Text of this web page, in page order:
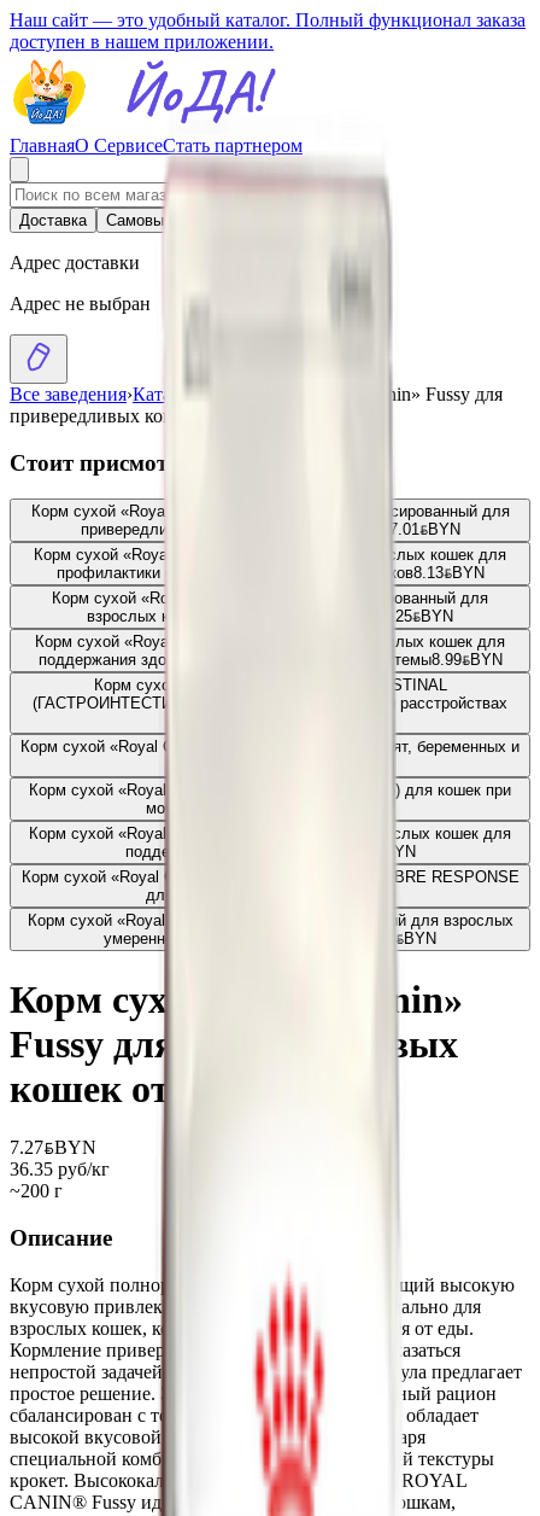
Наш сайт — это удобный каталог. Полный функционал заказа
доступен в нашем приложении.
ГлавнаяО СервисеСтать партнером
Доставка Самовывоз
Адрес доставки
Адрес не выбран
Все заведения›Каталог›Корм сухой «Royal Canin» Fussy для
привередливых кошек от 1 года
Стоит присмотреться
Корм сухой «Royal Canin» Savour Exigent сбалансированный для
привередливых взрослых кошек от 1 года
7.01BYNBYN
Корм сухой «Royal Canin» Hairball Care для взрослых кошек для
профилактики образования волосяных комочков8.13BYNBYN
Корм сухой «Royal Canin» Indoor 27 сбалансированный для
взрослых кошек, живущих в помещении
6.25BYNBYN
Корм сухой «Royal Canin» Urinary Care для взрослых кошек для
поддержания здоровья мочевыделительной системы8.99BYNBYN
Корм сухой «Royal Canin» GASTROINTESTINAL
(ГАСТРОИНТЕСТИНАЛ) для взрослых кошек при расстройствах
Корм сухой «Royal Canin» Mother&Babycat для котят, беременных и
Корм сухой «Royal Canin» Urinary s/o (уринари с/о) для кошек при
мочекаменной болезни
Корм сухой «Royal Canin» Renal (Ренал) для взрослых кошек для
поддержания функции почек
BYN
Корм сухой «Royal Canin» GASTROINTESTINAL FIBRE RESPONSE
для кошек при запорах
Корм сухой «Royal Canin» Fit 32 сбалансированный для взрослых
умеренно активных кошек от 1 года
BYNBYN
Корм сухой «Royal Canin»
Fussy для привередливых
кошек от 1 года
7.27BYNBYN
36.35 руб/кг
~200 г
Описание
Корм сухой полнорационный для кошек, имеющий высокую
вкусовую привлекательность разработан специально для
взрослых кошек, которые склонны отказываться от еды.
Кормление привередливых питомцев может оказаться
непростой задачей, но наша эффективная формула предлагает
простое решение. Этот специально разработанный рацион
сбалансирован с точки зрения питательности и обладает
высокой вкусовой привлекательностью благодаря
специальной комбинации ароматов и хрустящей текстуры
крокет. Высококалорийный и богатый белком, ROYAL
CANIN® Fussy идеально подходит взрослым кошкам,